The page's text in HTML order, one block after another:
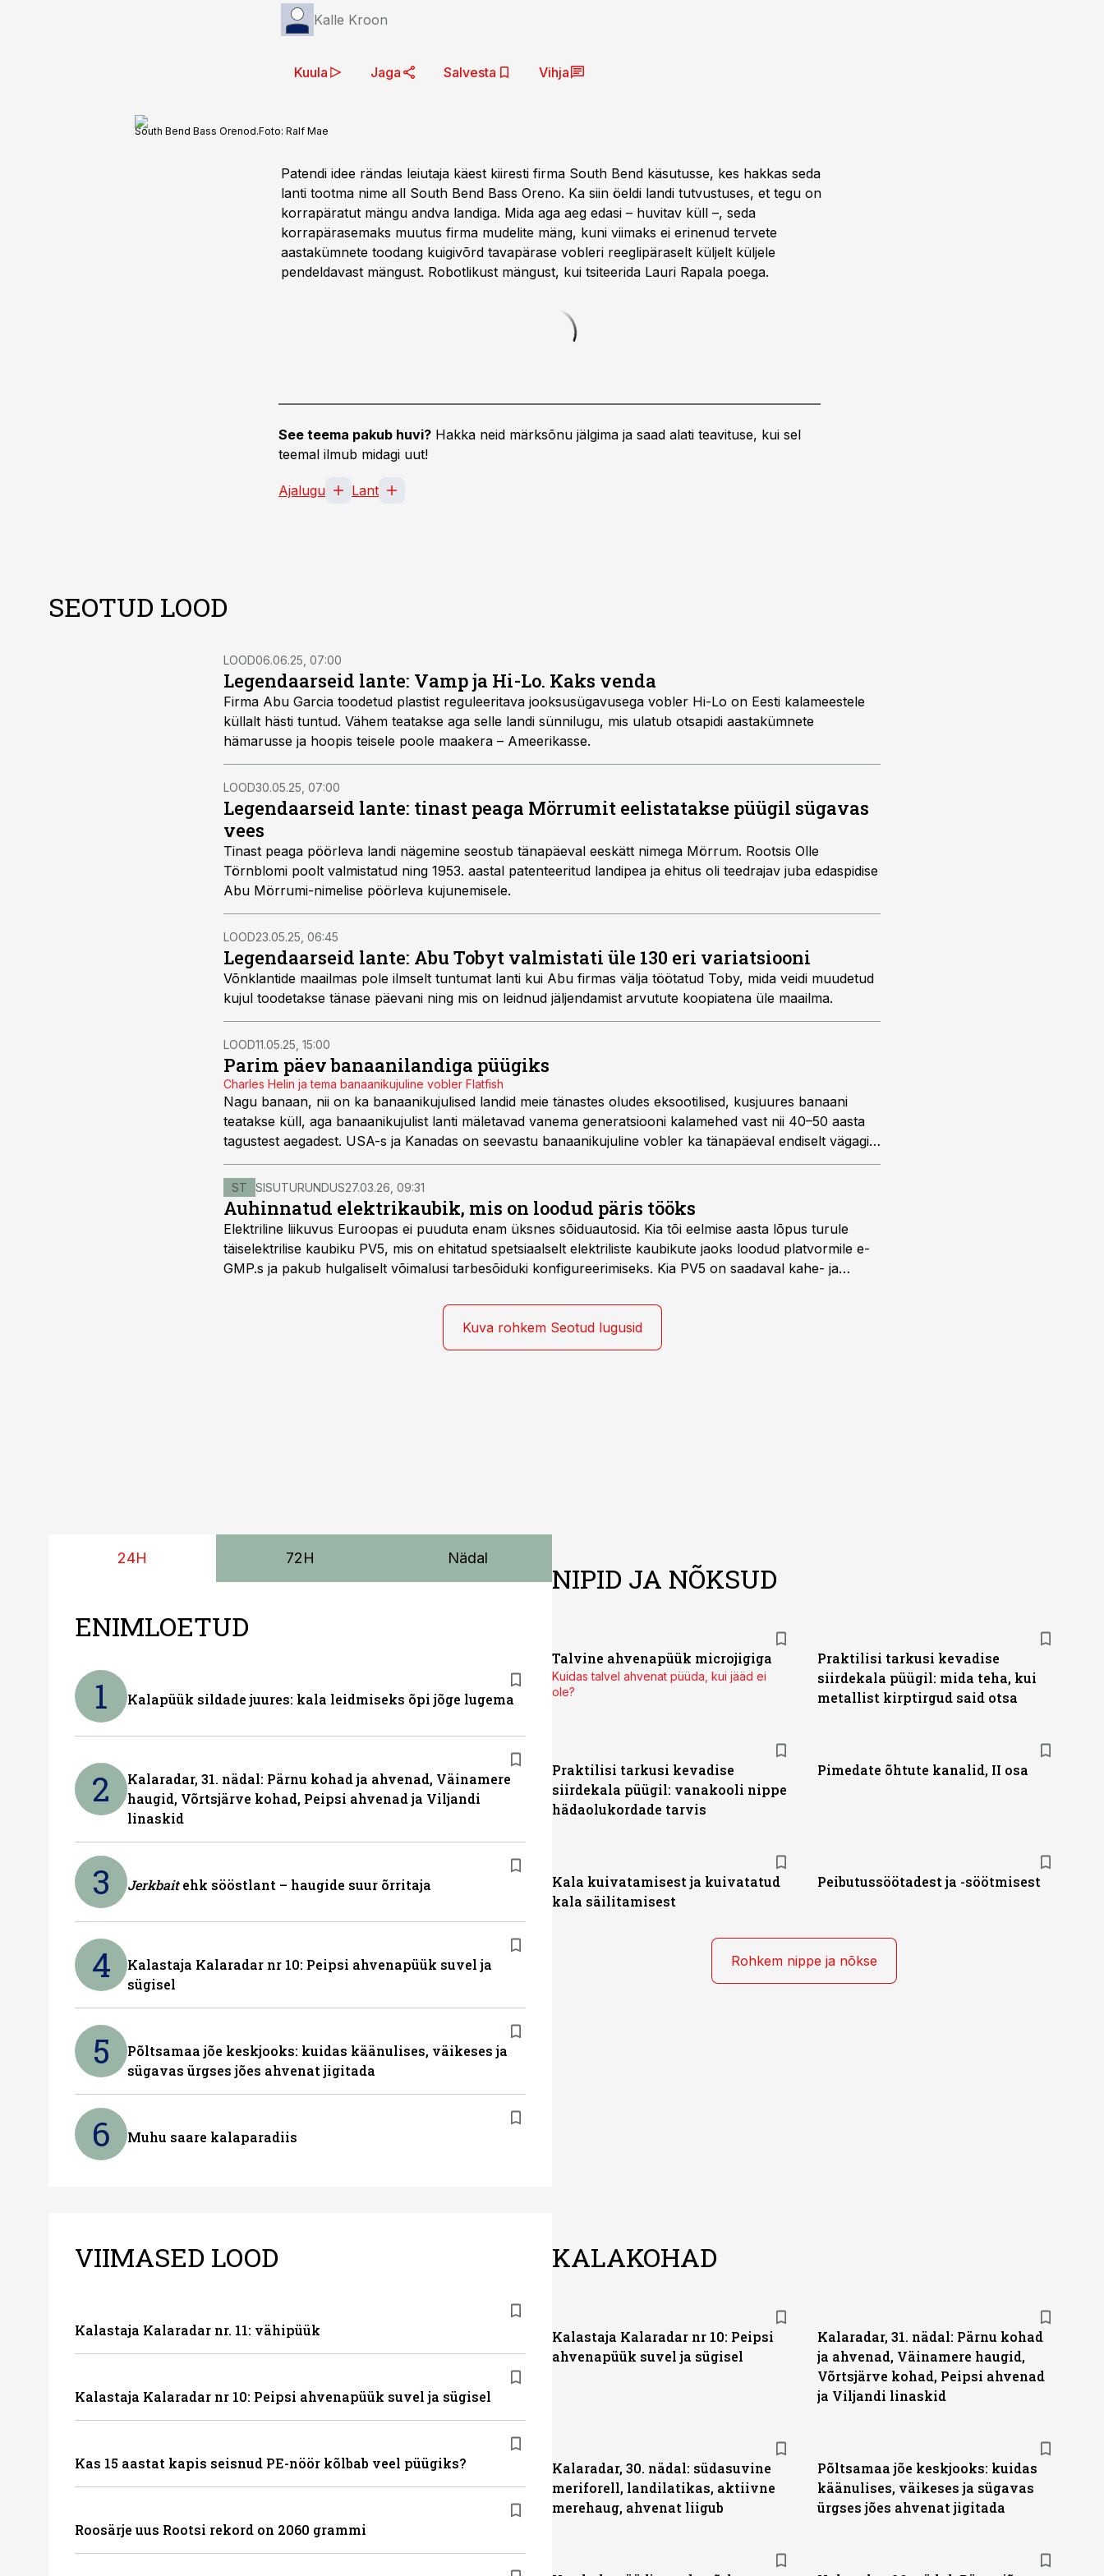
Kalle Kroon
Kuula Jaga Salvesta Vihja
South Bend Bass Orenod.Foto: Ralf Mae
Patendi idee rändas leiutaja käest kiiresti firma South Bend käsutusse, kes hakkas seda
lanti tootma nime all South Bend Bass Oreno. Ka siin öeldi landi tutvustuses, et tegu on
korrapäratut mängu andva landiga. Mida aga aeg edasi – huvitav küll –, seda
korrapärasemaks muutus firma mudelite mäng, kuni viimaks ei erinenud tervete
aastakümnete toodang kuigivõrd tavapärase vobleri reeglipäraselt küljelt küljele
pendeldavast mängust. Robotlikust mängust, kui tsiteerida Lauri Rapala poega.
See teema pakub huvi? Hakka neid märksõnu jälgima ja saad alati teavituse, kui sel
teemal ilmub midagi uut!
Ajalugu Lant
SEOTUD LOOD
LOOD06.06.25, 07:00
Legendaarseid lante: Vamp ja Hi-Lo. Kaks venda
Firma Abu Garcia toodetud plastist reguleeritava jooksusügavusega vobler Hi-Lo on Eesti kalameestele
küllalt hästi tuntud. Vähem teatakse aga selle landi sünnilugu, mis ulatub otsapidi aastakümnete
hämarusse ja hoopis teisele poole maakera – Ameerikasse.
LOOD30.05.25, 07:00
Legendaarseid lante: tinast peaga Mörrumit eelistatakse püügil sügavas
vees
Tinast peaga pöörleva landi nägemine seostub tänapäeval eeskätt nimega Mörrum. Rootsis Olle
Törnblomi poolt valmistatud ning 1953. aastal patenteeritud landipea ja ehitus oli teedrajav juba edaspidise
Abu Mörrumi-nimelise pöörleva kujunemisele.
LOOD23.05.25, 06:45
Legendaarseid lante: Abu Tobyt valmistati üle 130 eri variatsiooni
Võnklantide maailmas pole ilmselt tuntumat lanti kui Abu firmas välja töötatud Toby, mida veidi muudetud
kujul toodetakse tänase päevani ning mis on leidnud jäljendamist arvutute koopiatena üle maailma.
LOOD11.05.25, 15:00
Parim päev banaanilandiga püügiks
Charles Helin ja tema banaanikujuline vobler Flatfish
Nagu banaan, nii on ka banaanikujulised landid meie tänastes oludes eksootilised, kusjuures banaani
teatakse küll, aga banaanikujulist lanti mäletavad vanema generatsiooni kalamehed vast nii 40–50 aasta
tagustest aegadest. USA-s ja Kanadas on seevastu banaanikujuline vobler ka tänapäeval endiselt vägagi
kasutatav nii spinningupüügil kui paadi järel vedades. Mida see lant endast kujutab?
ST SISUTURUNDUS27.03.26, 09:31
Auhinnatud elektrikaubik, mis on loodud päris tööks
Elektriline liikuvus Euroopas ei puuduta enam üksnes sõiduautosid. Kia tõi eelmise aasta lõpus turule
täiselektrilise kaubiku PV5, mis on ehitatud spetsiaalselt elektriliste kaubikute jaoks loodud platvormile e-
GMP.s ja pakub hulgaliselt võimalusi tarbesõiduki konfigureerimiseks. Kia PV5 on saadaval kahe- ja
Viimast saab kohaldada ka invavedudeks. Aasta lõpus on mudel saadaval ka šassii versioonis.
Kuva rohkem Seotud lugusid
24H 72H Nädal
ENIMLOETUD
1 Kalapüük sildade juures: kala leidmiseks õpi jõge lugema
2
Kalaradar, 31. nädal: Pärnu kohad ja ahvenad, Väinamere
haugid, Võrtsjärve kohad, Peipsi ahvenad ja Viljandi
linaskid
3 Jerkbaitehk sööstlant – haugide suur õrritaja
4
Kalastaja Kalaradar nr 10: Peipsi ahvenapüük suvel ja
sügisel
5
Põltsamaa jõe keskjooks: kuidas käänulises, väikeses ja
sügavas ürgses jões ahvenat jigitada
6 Muhu saare kalaparadiis
NIPID JA NÕKSUD
Talvine ahvenapüük microjigiga
Kuidas talvel ahvenat püüda, kui jääd ei
ole?
Praktilisi tarkusi kevadise
siirdekala püügil: mida teha, kui
metallist kirptirgud said otsa
Praktilisi tarkusi kevadise
siirdekala püügil: vanakooli nippe
hädaolukordade tarvis
Pimedate õhtute kanalid, II osa
Kala kuivatamisest ja kuivatatud
kala säilitamisest
Peibutussöötadest ja -söötmisest
Rohkem nippe ja nõkse
VIIMASED LOOD
Kalastaja Kalaradar nr. 11: vähipüük
Kalastaja Kalaradar nr 10: Peipsi ahvenapüük suvel ja sügisel
Kas 15 aastat kapis seisnud PE-nöör kõlbab veel püügiks?
Roosärje uus Rootsi rekord on 2060 grammi
KALAKOHAD
Kalastaja Kalaradar nr 10: Peipsi
ahvenapüük suvel ja sügisel
Kalaradar, 31. nädal: Pärnu kohad
ja ahvenad, Väinamere haugid,
Võrtsjärve kohad, Peipsi ahvenad
ja Viljandi linaskid
Kalaradar, 30. nädal: südasuvine
meriforell, landilatikas, aktiivne
merehaug, ahvenat liigub
Põltsamaa jõe keskjooks: kuidas
käänulises, väikeses ja sügavas
ürgses jões ahvenat jigitada